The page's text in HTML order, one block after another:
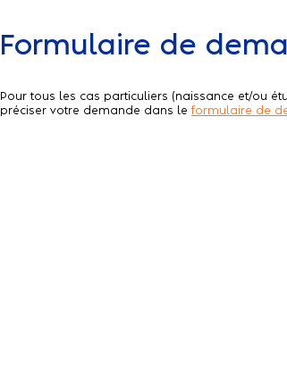
Formulaire de
Pour tous les cas particuliers (naissance et/ou
préciser votre demande dans leformulaire de